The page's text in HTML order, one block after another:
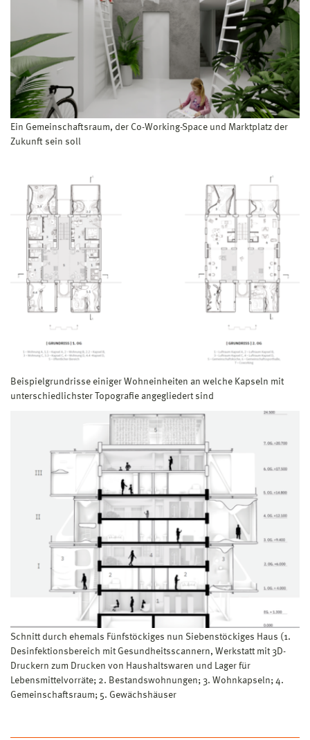
Ein Gemeinschaftsraum, der Co-Working-Space und Marktplatz der
Zukunft sein soll
Beispielgrundrisse einiger Wohneinheiten an welche Kapseln mit
unterschiedlichster Topografie angegliedert sind
Schnitt durch ehemals Fünfstöckiges nun Siebenstöckiges Haus (1.
Desinfektionsbereich mit Gesundheitsscannern, Werkstatt mit 3D-
Druckern zum Drucken von Haushaltswaren und Lager für
Lebensmittelvorräte; 2. Bestandswohnungen; 3. Wohnkapseln; 4.
Gemeinschaftsraum; 5. Gewächshäuser